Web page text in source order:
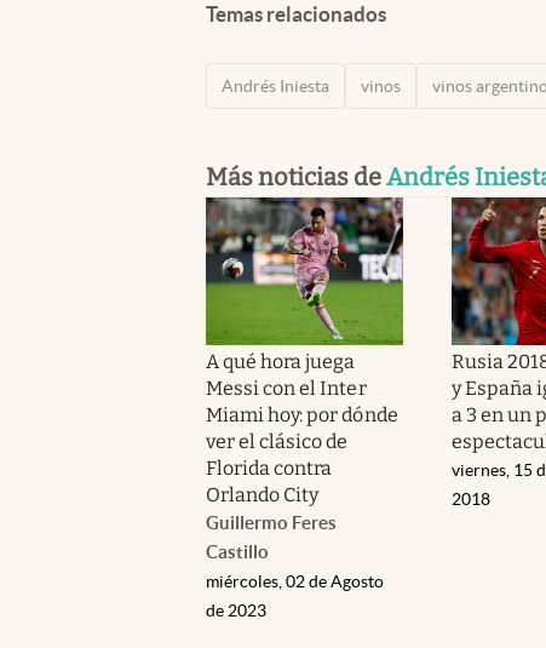
Temas relacionados
Andrés Iniesta vinos vinos
Más noticias deAndrés
A qué hora juega
Messi con el Inter
Miami hoy: por dónde
ver el clásico de
Florida contra
Orlando City
Guillermo Feres
Castillo
miércoles, 02 de Agosto
de 2023
Rusia
y España
a 3 en un
viernes, 15
2018